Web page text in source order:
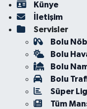
Künye
İletişim
Servisler
Bolu
Bolu
Bolu
Bolu
Süper
Tüm